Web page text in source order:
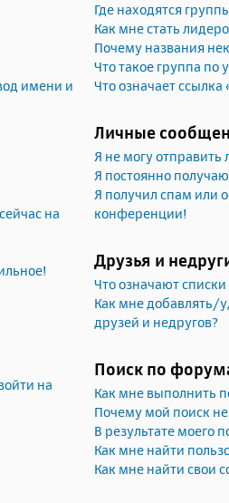
имени и
на
на
Где находятся
Как мне стать
Почему названия
Что такое группа по
Что означает
Личные
Я не могу
Я постоянно
Я получил спам или
конференции!
Друзья и
Что означают
Как мне добавлять/
друзей и недругов?
Поиск по
Как мне выполнить
Почему мой поиск не
В результате моего
Как мне найти
Как мне найти свои